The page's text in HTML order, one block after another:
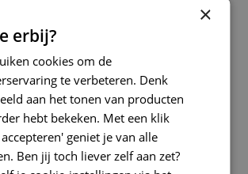
×
erbij?
cookies om de
te verbeteren. Denk
aan het tonen van producten
hebt bekeken. Met een klik
geniet je van alle
Ben jij toch liever zelf aan zet?